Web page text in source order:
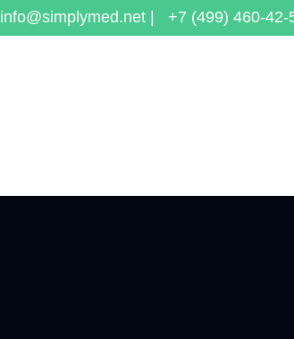
info@simplymed.net | +7 (499) 460-42-